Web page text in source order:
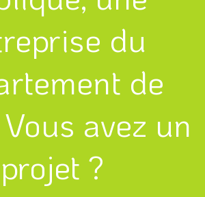
du
de
avez un
projet ?